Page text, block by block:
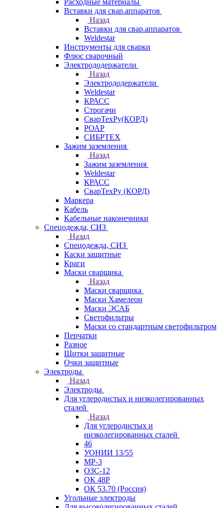
Расходные материалы
Вставки для свар.аппаратов
Назад
Вставки для свар.аппаратов
Weldestar
Инструменты для сварки
Флюс сварочный
Электрододержатели
Назад
Электрододержатели
Weldestar
КРАСС
Строгачи
СварТехРу(КОРД)
РОАР
СИБРТЕХ
Зажим заземления
Назад
Зажим заземления
Weldestar
КРАСС
СварТехРу (КОРД)
Маркера
Кабель
Кабельные наконечники
Спецодежда, СИЗ
Назад
Спецодежда, СИЗ
Каски защитные
Краги
Маски сварщика
Назад
Маски сварщика
Маски Хамелеон
Маски ЭСАБ
Светофильтры
Маски со стандартным светофильтром
Перчатки
Разное
Щитки защитные
Очки защитные
Электроды
Назад
Электроды
Для углеродистых и низколегированных
сталей
Назад
Для углеродистых и
низколегированных сталей
46
УОНИИ 13/55
МР-3
ОЗС-12
ОК 48Р
ОК 53.70 (Россия)
Угольные электроды